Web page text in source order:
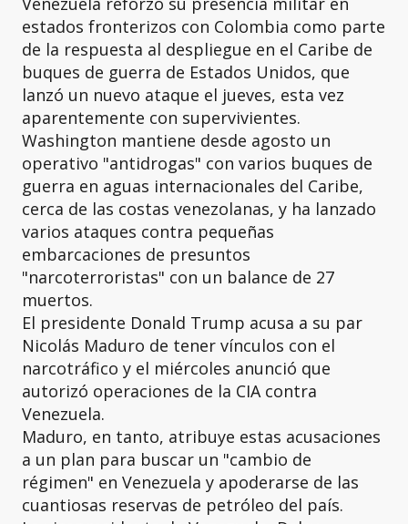
estados fronterizos con Colombia como parte
de la respuesta al despliegue en el Caribe de
buques de guerra de Estados Unidos, que
lanzó un nuevo ataque el jueves, esta vez
aparentemente con supervivientes.
Washington mantiene desde agosto un
operativo "antidrogas" con varios buques de
guerra en aguas internacionales del Caribe,
cerca de las costas venezolanas, y ha lanzado
varios ataques contra pequeñas
embarcaciones de presuntos
"narcoterroristas" con un balance de 27
muertos.
El presidente Donald Trump acusa a su par
Nicolás Maduro de tener vínculos con el
narcotráfico y el miércoles anunció que
autorizó operaciones de la CIA contra
Venezuela.
Maduro, en tanto, atribuye estas acusaciones
a un plan para buscar un "cambio de
régimen" en Venezuela y apoderarse de las
cuantiosas reservas de petróleo del país.